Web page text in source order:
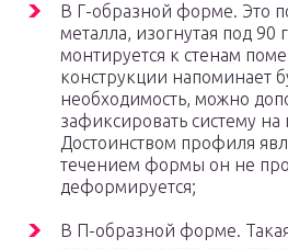
В Г-образной форме. Это
металла, изогнутая под 90
монтируется к стенам
конструкции напоминает
необходимость, можно
зафиксировать систему на
Достоинством профиля
течением формы он не
деформируется;
В П-образной форме.